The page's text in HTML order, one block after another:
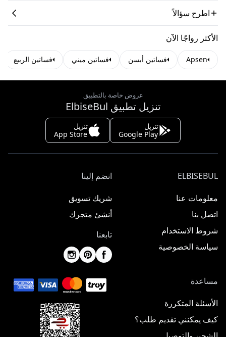
اطرح سؤالاً
الأكثر رواجًا الآن
Apsen فساتين أبسن فساتين ميني فساتين الربيع
عروض خاصة بالتطبيق
تنزيل تطبيق ElbiseBul
تنزيل
Google Play
تنزيل
App Store
ELBISEBUL
معلومات عنا
اتصل بنا
شروط الاستخدام
سياسة الخصوصية
انضم إلينا
شريك تسويق
أنشئ متجرك
تابعنا
مساعدة
الأسئلة المتكررة
كيف يمكنني تقديم طلب؟